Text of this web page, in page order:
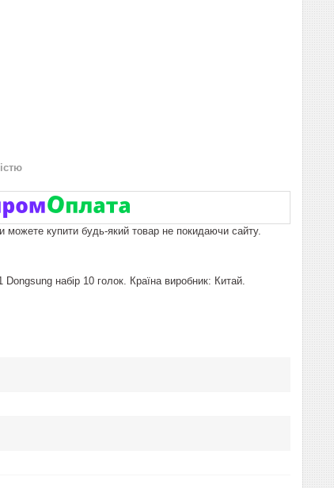
можете купити будь-який товар не покидаючи сайту.
набір 10 голок. Країна виробник: Китай.